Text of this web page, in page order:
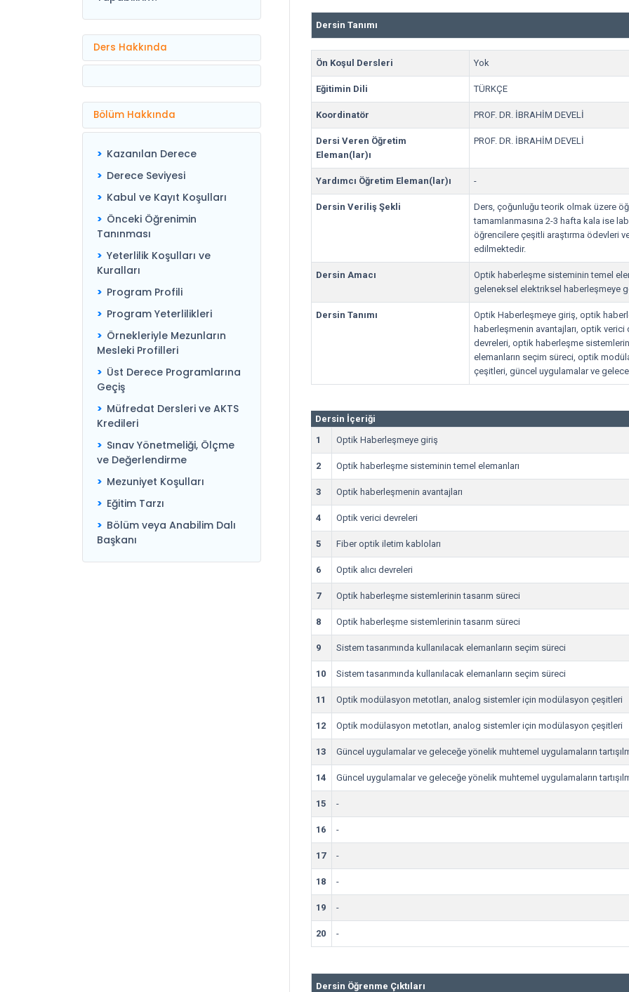
Ders Hakkında
Bölüm Hakkında
Kazanılan Derece
Derece Seviyesi
Kabul ve Kayıt Koşulları
Önceki Öğrenimin
Tanınması
Yeterlilik Koşulları ve
Kuralları
Program Profili
Program Yeterlilikleri
Örnekleriyle Mezunların
Mesleki Profilleri
Üst Derece Programlarına
Geçiş
Müfredat Dersleri ve AKTS
Kredileri
Sınav Yönetmeliği, Ölçme
ve Değerlendirme
Mezuniyet Koşulları
Eğitim Tarzı
Bölüm veya Anabilim Dalı
Başkanı
Dersin Tanımı
Ön Koşul Dersleri Yok
Eğitimin Dili TÜRKÇE
Koordinatör PROF. DR. İBRAHİM DEVELİ
Dersi Veren Öğretim
Eleman(lar)ı
PROF. DR. İBRAHİM DEVELİ
Yardımcı Öğretim Eleman(lar)ı -
Dersin Veriliş Şekli
Ders, çoğunluğu teorik olmak üzere
tamamlanmasına 2-3 hafta kala ise
öğrencilere çeşitli araştırma ödevleri
edilmektedir.
Dersin Amacı
Optik haberleşme sisteminin temel
geleneksel elektriksel haberleşmeye
Dersin Tanımı
Optik Haberleşmeye giriş, optik
haberleşmenin avantajları, optik
devreleri, optik haberleşme
elemanların seçim süreci, optik
çeşitleri, güncel uygulamalar ve
Dersin İçeriği
1
Optik Haberleşmeye giriş
2 Optik haberleşme sisteminin temel elemanları
3 Optik haberleşmenin avantajları
4 Optik verici devreleri
5 Fiber optik iletim kabloları
6 Optik alıcı devreleri
7 Optik haberleşme sistemlerinin tasarım süreci
8 Optik haberleşme sistemlerinin tasarım süreci
9 Sistem tasarımında kullanılacak elemanların seçim süreci
10 Sistem tasarımında kullanılacak elemanların seçim süreci
11 Optik modülasyon metotları, analog sistemler için modülasyon çeşitleri
12 Optik modülasyon metotları, analog sistemler için modülasyon çeşitleri
13 Güncel uygulamalar ve geleceğe yönelik muhtemel uygulamaların
14 Güncel uygulamalar ve geleceğe yönelik muhtemel uygulamaların
15 -
16 -
17 -
18 -
19 -
20 -
Dersin Öğrenme Çıktıları